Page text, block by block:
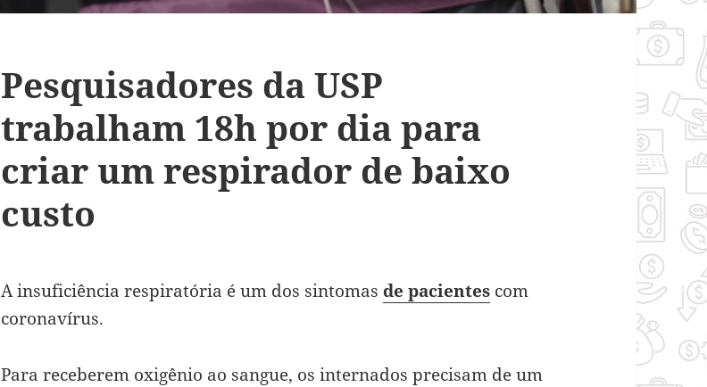
Pesquisadores da USP
trabalham 18h por dia para
criar um respirador de baixo
custo
A insuficiência respiratória é um dos sintomas de pacientes com
coronavírus.
Para receberem oxigênio ao sangue, os internados precisam de um